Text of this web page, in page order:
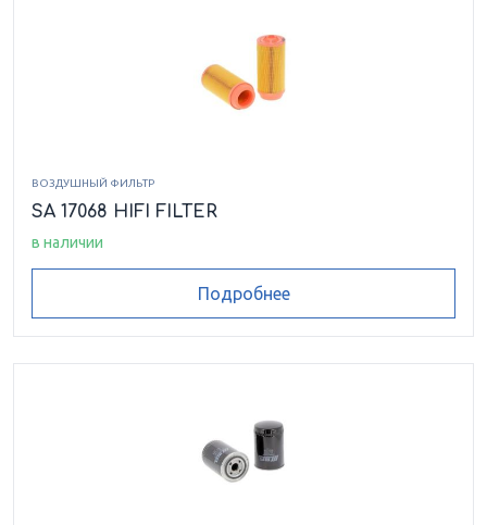
ВОЗДУШНЫЙ ФИЛЬТР
SA 17068 HIFI FILTER
в наличии
Подробнее